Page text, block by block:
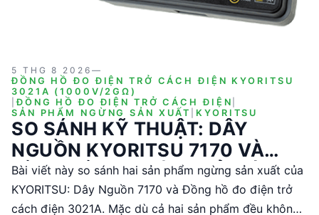
5 THG 8 2026 —
ĐỒNG HỒ ĐO ĐIỆN TRỞ CÁCH ĐIỆN KYORITSU
3021A (1000V/2GΩ)
|ĐỒNG HỒ ĐO ĐIỆN TRỞ CÁCH ĐIỆN
SẢN PHẨM NGỪNG SẢN XUẤT
KYORITSU
SO SÁNH KỸ THUẬT: DÂY
NGUỒN KYORITSU 7170 VÀ
ĐỒNG HỒ ĐO ĐIỆN TRỞ CÁCH
ĐIỆN KYORITSU 3021A
Bài viết này so sánh hai sản phẩm ngừng sản xuất của
KYORITSU: Dây Nguồn 7170 và Đồng hồ đo điện trở
cách điện 3021A. Mặc dù cả hai sản phẩm đều không